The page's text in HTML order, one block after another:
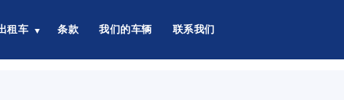
租车 ▼ 条款 我们的车辆 联系我们